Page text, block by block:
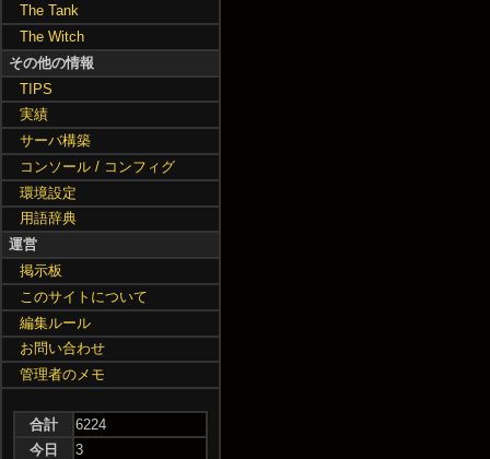
The Tank
The Witch
その他の情報
TIPS
実績
サーバ構築
コンソール / コンフィグ
環境設定
用語辞典
運営
掲示板
このサイトについて
編集ルール
お問い合わせ
管理者のメモ
合計
6224
今日
3